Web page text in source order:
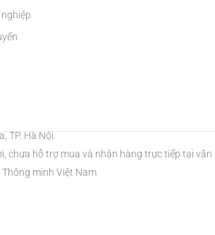
TP. Hà Nội.
chưa hỗ trợ mua và nhận hàng trực tiếp tại
minh Việt Nam